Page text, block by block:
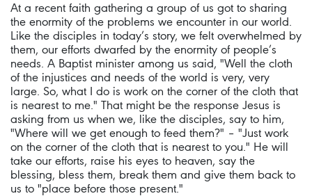
At a recent faith gathering a group of us got to sharing
the enormity of the problems we encounter in our world.
Like the disciples in today’s story, we felt overwhelmed by
them, our efforts dwarfed by the enormity of people’s
needs. A Baptist minister among us said, "Well the cloth
of the injustices and needs of the world is very, very
large. So, what I do is work on the corner of the cloth that
is nearest to me." That might be the response Jesus is
asking from us when we, like the disciples, say to him,
"Where will we get enough to feed them?" – "Just work
on the corner of the cloth that is nearest to you." He will
take our efforts, raise his eyes to heaven, say the
blessing, bless them, break them and give them back to
us to "place before those present."